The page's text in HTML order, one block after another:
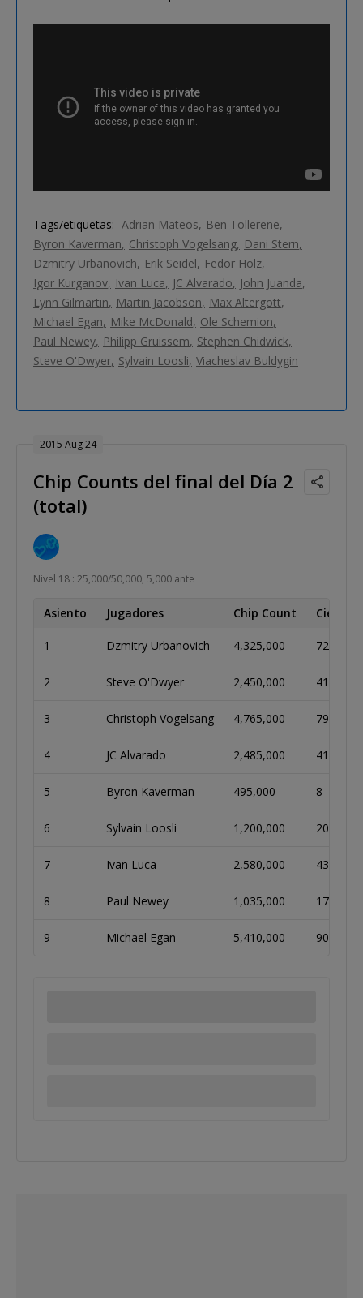
Tags/etiquetas: Adrian Mateos
Ben Tollerene
Byron Kaverman Christoph Vogelsang Dani Stern
Dzmitry Urbanovich
Erik Seidel
Fedor Holz
Igor Kurganov Ivan Luca JC Alvarado
John Juanda
Lynn Gilmartin
Martin Jacobson
Max Altergott
Michael Egan
Mike McDonald Ole Schemion
Paul Newey Philipp Gruissem Stephen Chidwick
Steve O'Dwyer Sylvain Loosli Viacheslav Buldygin
2015 Aug 24
Chip Counts del final del Día 2
(total)
Nivel 18 : 25,000/50,000, 5,000 ante
Asiento Jugadores Chip Count Ciegas
1 Dzmitry Urbanovich 4,325,000 72
2 Steve O'Dwyer 2,450,000 41
3 Christoph Vogelsang 4,765,000 79
4 JC Alvarado 2,485,000 41
5 Byron Kaverman 495,000 8
6 Sylvain Loosli 1,200,000 20
7 Ivan Luca 2,580,000 43
8 Paul Newey 1,035,000 17
9 Michael Egan 5,410,000 90